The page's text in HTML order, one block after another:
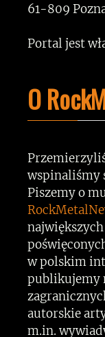
61-809
Portal jest
O
wspinaliśmy
Piszemy o
w polskim
publikujemy
autorskie
m.in.